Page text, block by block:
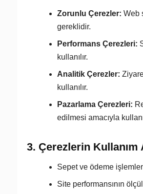
Zorunlu Çerezler: Web
gereklidir.
Performans Çerezleri:
kullanılır.
Analitik Çerezler:
kullanılır.
Pazarlama Çerezleri:
edilmesi amacıyla
3. Çerezlerin Kullanım
Sepet ve ödeme
Site performansının